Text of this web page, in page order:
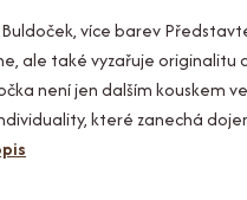
více barev
ale také vyzařuje originalitu
není jen dalším kouskem
které zanechá